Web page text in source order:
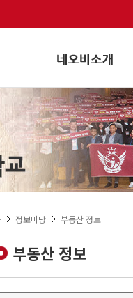
정보마당 부동산 정보
부동산 정보